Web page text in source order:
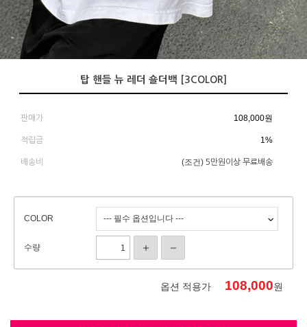
탑 핸들 뉴 레더 숄더백 [3COLOR]
판매가 108,000원
적립금 1%
배송비 (조건) 5만원이상 무료배송
COLOR
수량
옵션 적용가 108,000원